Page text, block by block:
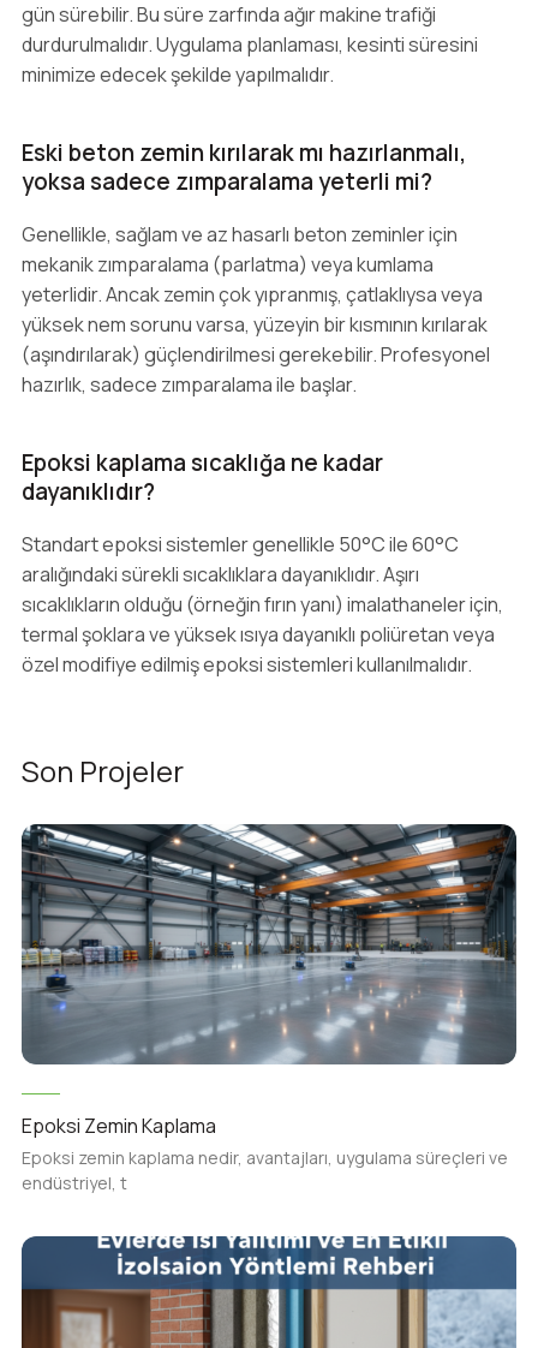
gün sürebilir. Bu süre zarfında ağır makine trafiği
durdurulmalıdır. Uygulama planlaması, kesinti süresini
minimize edecek şekilde yapılmalıdır.
Eski beton zemin kırılarak mı hazırlanmalı,
yoksa sadece zımparalama yeterli mi?
Genellikle, sağlam ve az hasarlı beton zeminler için
mekanik zımparalama (parlatma) veya kumlama
yeterlidir. Ancak zemin çok yıpranmış, çatlaklıysa veya
yüksek nem sorunu varsa, yüzeyin bir kısmının kırılarak
(aşındırılarak) güçlendirilmesi gerekebilir. Profesyonel
hazırlık, sadece zımparalama ile başlar.
Epoksi kaplama sıcaklığa ne kadar
dayanıklıdır?
Standart epoksi sistemler genellikle 50°C ile 60°C
aralığındaki sürekli sıcaklıklara dayanıklıdır. Aşırı
sıcaklıkların olduğu (örneğin fırın yanı) imalathaneler için,
termal şoklara ve yüksek ısıya dayanıklı poliüretan veya
özel modifiye edilmiş epoksi sistemleri kullanılmalıdır.
Son Projeler
Epoksi Zemin Kaplama
Epoksi zemin kaplama nedir, avantajları, uygulama süreçleri ve
endüstriyel, t